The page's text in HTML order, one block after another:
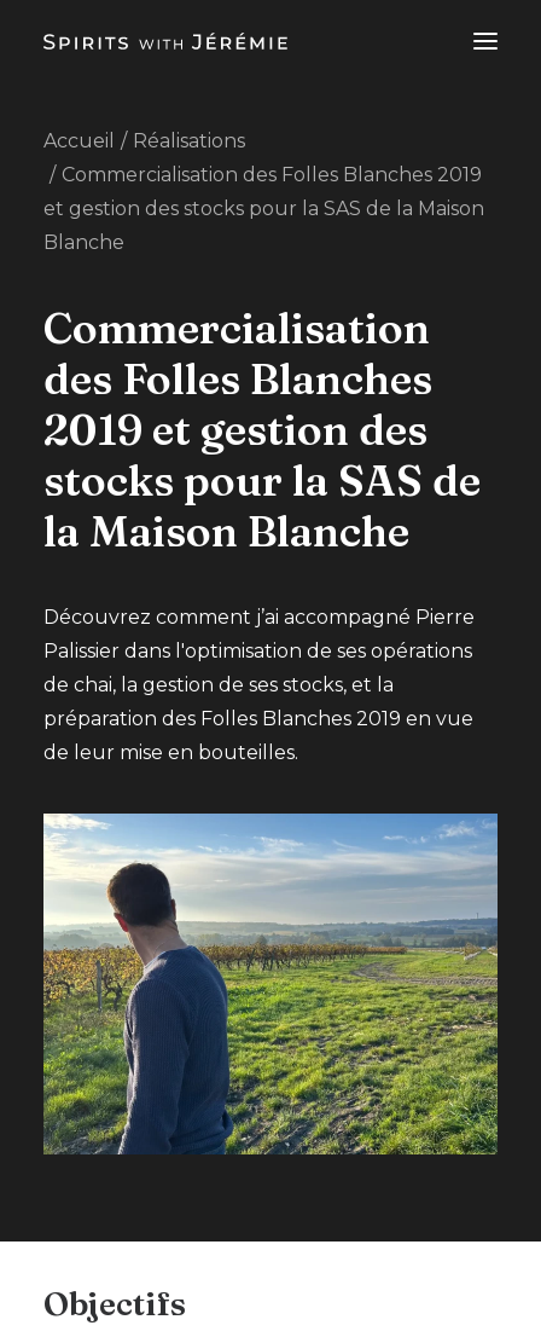
SERVICES EN CONSULTING POUR SPIRITUEUX
À PROPOS
FR
Accueil
Réalisations
Commercialisation des Folles Blanches 2019
et gestion des stocks pour la SAS de la Maison
Blanche
Commercialisation
des Folles Blanches
2019 et gestion des
stocks pour la SAS de
la Maison Blanche
Découvrez comment j’ai accompagné Pierre
Palissier dans l'optimisation de ses opérations
de chai, la gestion de ses stocks, et la
préparation des Folles Blanches 2019 en vue
de leur mise en bouteilles.
Objectifs